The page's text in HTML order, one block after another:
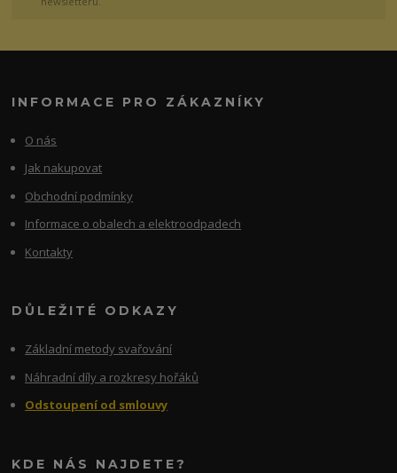
INFORMACE PRO ZÁKAZNÍKY
O nás
Jak nakupovat
Obchodní podmínky
Informace o obalech a elektroodpadech
Kontakty
DŮLEŽITÉ ODKAZY
Základní metody svařování
Náhradní díly a rozkresy hořáků
Odstoupení od smlouvy
KDE NÁS NAJDETE?